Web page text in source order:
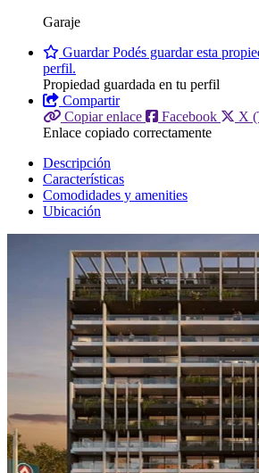
Garaje
GuardarPodés guardar esta
perfil.
Propiedad guardada en tu perfil
Compartir
Copiar enlace
Facebook X
Enlace copiado correctamente
Descripción
Características
Comodidades y amenities
Ubicación